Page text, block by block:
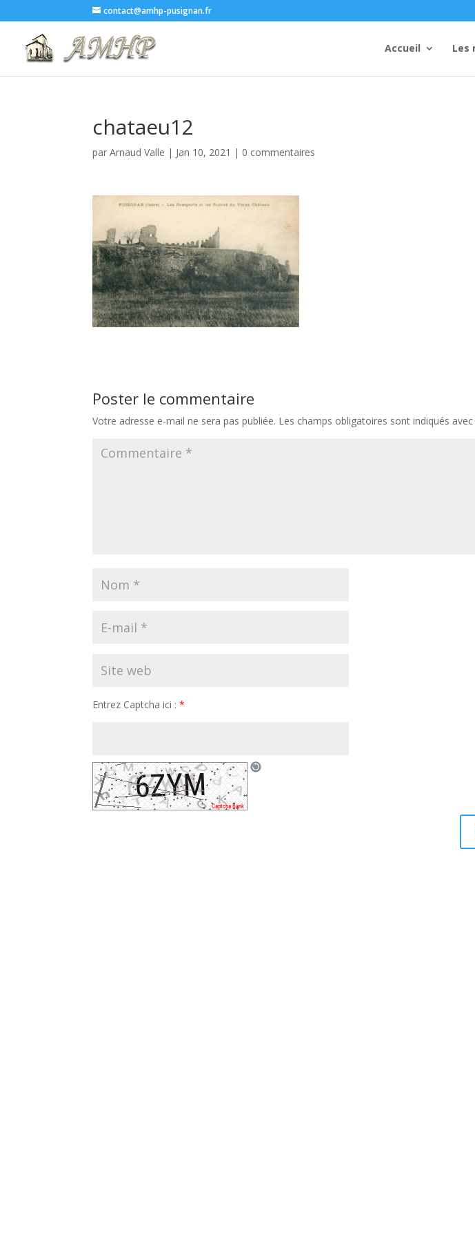
contact@amhp-pusignan.fr
Accueil Les
chataeu12
parArnaud Valle | Jan 10, 2021 | 0 commentaires
Poster le commentaire
Votre adresse e-mail ne sera pas publiée. Les champs obligatoires sont indiqués
Entrez Captcha ici :*